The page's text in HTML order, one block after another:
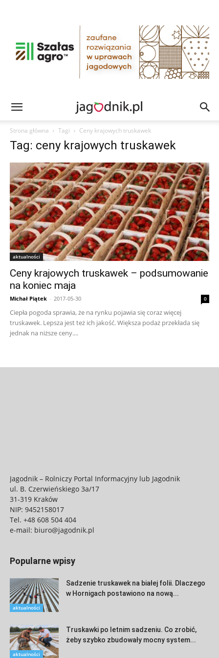
Strona główna Tagi Ceny krajowych truskawek
Tag: ceny krajowych truskawek
aktualności
Ceny krajowych truskawek – podsumowanie
na koniec maja
Michał Piątek - 2017-05-30 0
Ciepła pogoda sprawia, że na rynku pojawia się coraz więcej
truskawek. Lepsza jest też ich jakość. Większa podaż przekłada się
jednak na niższe ceny....
Jagodnik – Rolniczy Portal Informacyjny lub Jagodnik
ul. B. Czerwieńskiego 3a/17
31-319 Kraków
NIP: 9452158017
Tel. +48 608 504 404
e-mail: biuro@jagodnik.pl
Popularne wpisy
aktualności
Sadzenie truskawek na białej folii. Dlaczego
w Hornigach postawiono na nową...
aktualności
Truskawki po letnim sadzeniu. Co zrobić,
żeby szybko zbudowały mocny system...